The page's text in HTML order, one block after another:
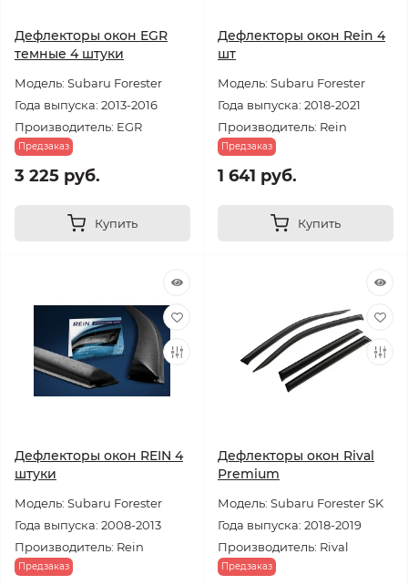
Дефлекторы окон EGR
темные 4 штуки
Модель: Subaru Forester
Года выпуска: 2013-2016
Производитель: EGR
Предзаказ
3 225 руб.
Купить
Дефлекторы окон Rein 4
шт
Модель: Subaru Forester
Года выпуска: 2018-2021
Производитель: Rein
Предзаказ
1 641 руб.
Купить
Дефлекторы окон REIN 4
штуки
Модель: Subaru Forester
Года выпуска: 2008-2013
Производитель: Rein
Предзаказ
Дефлекторы окон Rival
Premium
Модель: Subaru Forester SK
Года выпуска: 2018-2019
Производитель: Rival
Предзаказ